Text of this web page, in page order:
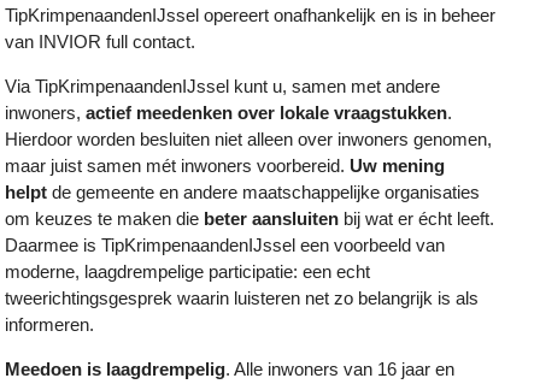
TipKrimpenaandenIJssel opereert onafhankelijk en is in beheer
van INVIOR full contact.
Via TipKrimpenaandenIJssel kunt u, samen met andere
inwoners,actief meedenken over lokale vraagstukken.
Hierdoor worden besluiten niet alleen over inwoners genomen,
maar juist samen mét inwoners voorbereid. Uw mening
helpt de gemeente en andere maatschappelijke organisaties
om keuzes te maken die beter aansluiten bij wat er écht leeft.
Daarmee is TipKrimpenaandenIJssel een voorbeeld van
moderne, laagdrempelige participatie: een echt
tweerichtingsgesprek waarin luisteren net zo belangrijk is als
informeren.
Meedoen is laagdrempelig. Alle inwoners van 16 jaar en